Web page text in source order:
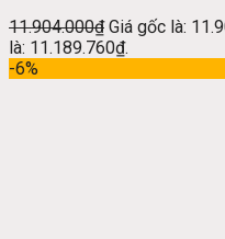
11.904.000₫ Giá gốc là:
là: 11.189.760₫.
-6%